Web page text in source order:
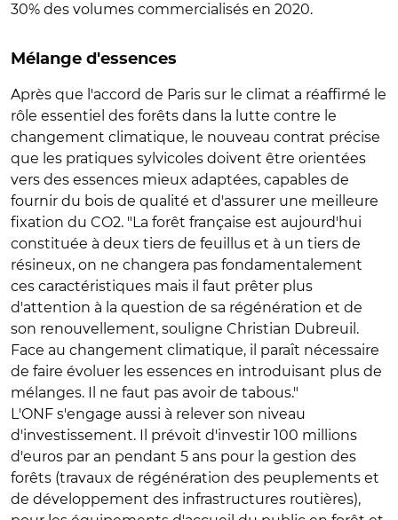
30% des volumes commercialisés en 2020.
Mélange d'essences
Après que l'accord de Paris sur le climat a réaffirmé le
rôle essentiel des forêts dans la lutte contre le
changement climatique, le nouveau contrat précise
que les pratiques sylvicoles doivent être orientées
vers des essences mieux adaptées, capables de
fournir du bois de qualité et d'assurer une meilleure
fixation du CO2. "La forêt française est aujourd'hui
constituée à deux tiers de feuillus et à un tiers de
résineux, on ne changera pas fondamentalement
ces caractéristiques mais il faut prêter plus
d'attention à la question de sa régénération et de
son renouvellement, souligne Christian Dubreuil.
Face au changement climatique, il paraît nécessaire
de faire évoluer les essences en introduisant plus de
mélanges. Il ne faut pas avoir de tabous."
L'ONF s'engage aussi à relever son niveau
d'investissement. Il prévoit d'investir 100 millions
d'euros par an pendant 5 ans pour la gestion des
forêts (travaux de régénération des peuplements et
de développement des infrastructures routières),